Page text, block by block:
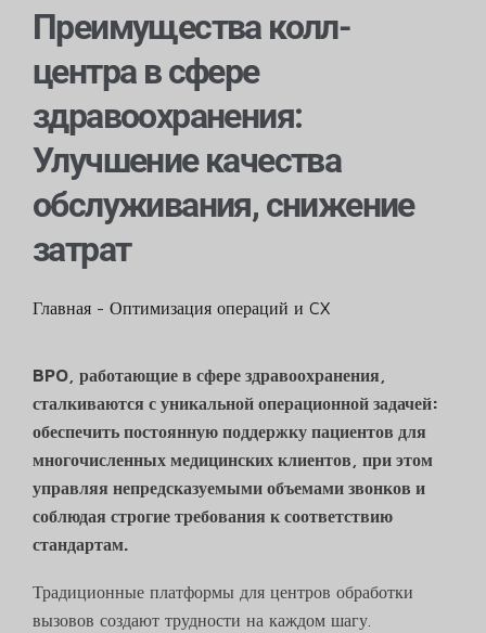
Преимущества колл-
центра в сфере
здравоохранения:
Улучшение качества
обслуживания, снижение
затрат
Главная - Оптимизация операций и CX
BPO, работающие в сфере здравоохранения,
сталкиваются с уникальной операционной задачей:
обеспечить постоянную поддержку пациентов для
многочисленных медицинских клиентов, при этом
управляя непредсказуемыми объемами звонков и
соблюдая строгие требования к соответствию
стандартам.
Традиционные платформы для центров обработки
вызовов создают трудности на каждом шагу.